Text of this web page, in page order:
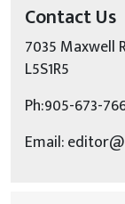
Contact Us
7035 Maxwell
L5S1R5
Ph:905-673-
Email: